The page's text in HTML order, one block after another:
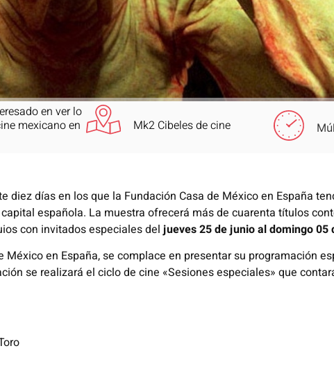
en ver lo
mexicano en
Mk2 Cibeles de cine
días en los que la Fundación Casa de México en España
española. La muestra ofrecerá másde cuarenta títulos
con invitadosespeciales deljueves 25 de junio al domingo 05
en España, se complace en presentar su programación
se realizará el ciclo de cine «Sesiones especiales» que